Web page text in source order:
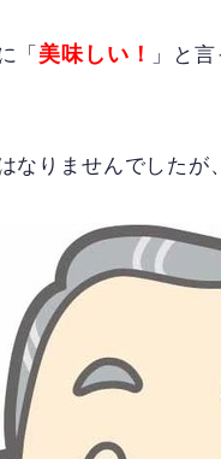
「 美味しい！
」と
なりませんでしたが